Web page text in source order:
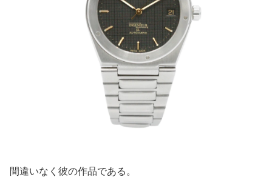
間違いなく彼の作品である。